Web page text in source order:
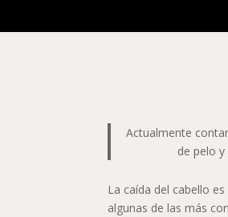
Actualmente
de pelo
La caída del cabello
algunas de las más